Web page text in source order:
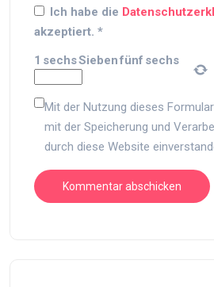
Ich habe die
akzeptiert. *
1 sechsSiebenfünf sechs
Mit der Nutzung dieses
mit der Speicherung und
durch diese Website